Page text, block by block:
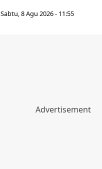
Sabtu, 8 Agu 2026 - 11:55